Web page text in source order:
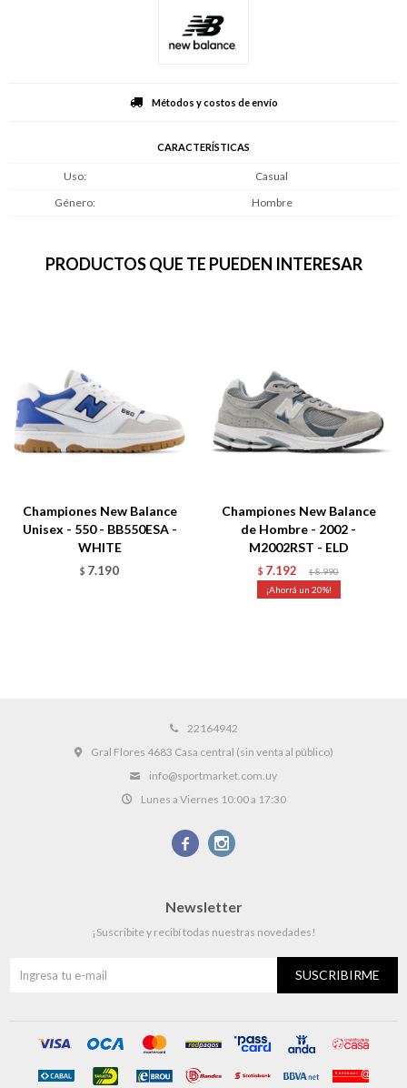
Métodos y costos de envío
CARACTERÍSTICAS
Uso
Casual
Género
Hombre
PRODUCTOS QUE TE PUEDEN INTERESAR
Championes New Balance
Unisex - 550 - BB550ESA -
WHITE
$ 7.190
Championes New Balance
de Hombre - 2002 -
M2002RST - ELD
$ 7.192 $ 8.990
20
22164942
Gral Flores 4683 Casa central (sin venta al público)
info@sportmarket.com.uy
Lunes a Viernes 10:00 a 17:30
 
Newsletter
¡Suscribite y recibí todas nuestras novedades!
SUSCRIBIRME